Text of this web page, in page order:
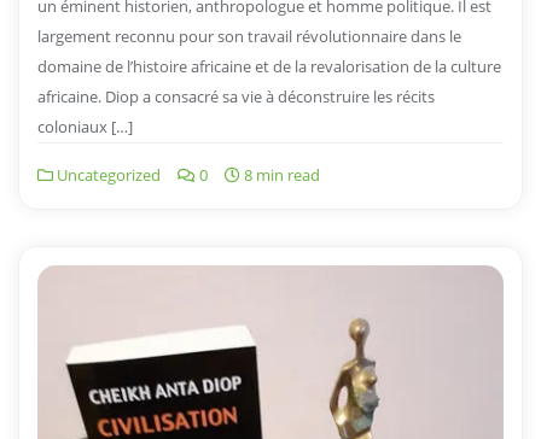
un éminent historien, anthropologue et homme politique. Il est
largement reconnu pour son travail révolutionnaire dans le
domaine de l’histoire africaine et de la revalorisation de la culture
africaine. Diop a consacré sa vie à déconstruire les récits
coloniaux […]
Uncategorized 0 8 min read